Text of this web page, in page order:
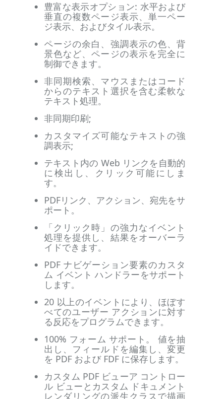
豊富な表示オプション: 水平および
垂直の複数ページ表示、単一ペー
ジ表示、およびタイル表示。
ページの余白、強調表示の色、背
景色など、ページの表示を完全に
制御できます。
非同期検索、マウスまたはコード
からのテキスト選択を含む柔軟な
テキスト処理。
非同期印刷;
カスタマイズ可能なテキストの強
調表示;
テキスト内の Web リンクを自動的
に検出し、クリック可能にしま
す。
PDFリンク、アクション、宛先をサ
ポート。
「クリック時」の強力なイベント
処理を提供し、結果をオーバーラ
イドできます。
PDF ナビゲーション要素のカスタ
ム イベント ハンドラーをサポート
します。
20 以上のイベントにより、ほぼす
べてのユーザー アクションに対す
る反応をプログラムできます。
100% フォーム サポート。 値を抽
出し、フィールドを編集し、変更
を PDF および FDF に保存します。
カスタム PDF ビューア コントロー
ル ビューとカスタム ドキュメント
レンダリングの派生クラスで描画